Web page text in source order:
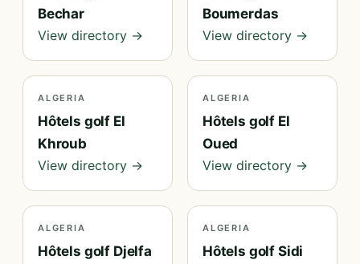
Bechar
View directory →
Boumerdas
View directory →
ALGERIA
Hôtels golf El
Khroub
View directory →
ALGERIA
Hôtels golf El
Oued
View directory →
ALGERIA
Hôtels golf Djelfa
ALGERIA
Hôtels golf Sidi